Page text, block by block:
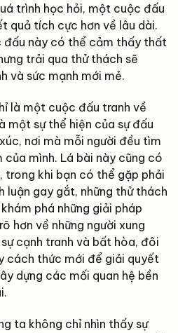
trình học hỏi, một cuộc đấu
quả tích cực hơn về lâu dài.
đấu này có thể cảm thấy thất
trải qua thử thách sẽ
và sức mạnh mới mẻ.
là một cuộc đấu tranh về
một sự thể hiện của sự đấu
nơi mà mỗi người đều tìm
mình. Lá bài này cũng có
trong khi bạn có thể gặp phải
luận gay gắt, những thử thách
phá những giải pháp
hơn về những người xung
cạnh tranh và bất hòa, đôi
cách thức mới để giải quyết
dựng các mối quan hệ bền
ta không chỉ nhìn thấy sự